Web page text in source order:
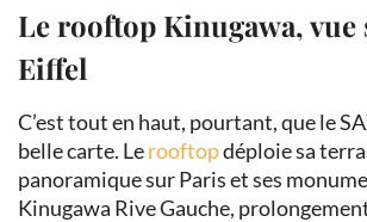
Le rooftop Kinugawa,
Eiffel
C’est tout en haut, pourtant, que le
belle carte. Lerooftopdéploie sa
panoramique sur Paris et ses
Kinugawa Rive Gauche,